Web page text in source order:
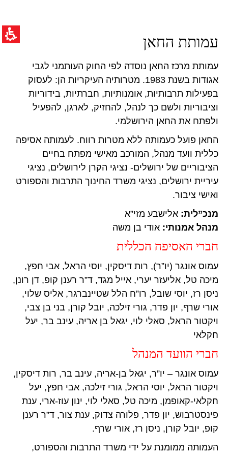
לחץ
אנטר
לעבור
לאזור
מרכזי
מרכזי,
ללחוץ
אנטר
כדי
לדלג
לאזור
הבא
עמותת החאן
עמותת מרכז החאן נוסדה לפי החוק העותמני לגבי
אגודות בשנת 1983. מטרותיה העיקריות הן: לעסוק
בפעילות תרבותיות, אומנותיות, חברתיות, בידוריות
וציבוריות ולשם כך לנהל, להחזיק, לארגן, להפעיל
ולפתח את החאן הירושלמי.
החאן פועל כעמותה ללא מטרות רווח. לעמותה אסיפה
כללית וועד מנהל, המורכב מאישי מפתח בחיים
הציבוריים של ירושלים- נציגי הקרן לירושלים, נציגי
עיריית ירושלים, נציגי משרד החינוך התרבות והספורט
ואישי ציבור.
מנכ”לית:אלישבע מזי”א
מנהל אמנותי:אודי בן משה
חברי האסיפה הכללית
עמוס אונגר (יו”ר), רות דיסקין, יוסי הראל, אבי חפץ,
מיכה טל, אליעזר יערי, אייל מגד, ד”ר רענן קופ, דן רונן,
ניסן רז, יוסי שובל, רו”ח הלל שטיינברגר, אליס שלוי,
אורי שרף, יון פדר, גורי זילכה, יובל קורן, בני בן צבי,
ויקטור הראל, סאלי לוי, יגאל בן אריה, עינב בר, יעל
חקלאי
חברי הוועד המנהל
עמוס אונגר – יו”ר, יגאל בן-אריה, עינב בר, רות דיסקין,
ויקטור הראל, יוסי הראל, גורי זילכה, אבי חפץ, יעל
חקלאי-קאופמן, מיכה טל, סאלי לוי, ינון עוז-ארי, ענת
פינסטרבוש, יון פדר, פלורה צדוק, ענת צור, ד”ר רענן
קופ, יובל קורן, ניסן רז, אורי שרף.
העמותה ממומנת על ידי משרד התרבות והספורט,